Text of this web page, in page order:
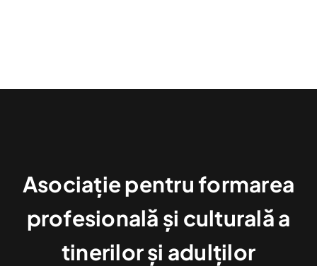
Asociație pentru formarea
profesională și culturală a
tinerilor și adulților